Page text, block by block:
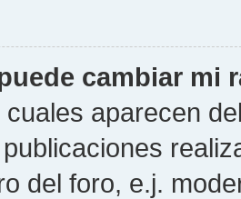
cambiar mi
aparecen
del foro, e.j.